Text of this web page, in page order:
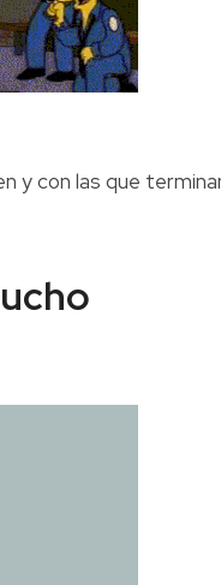
y con las que